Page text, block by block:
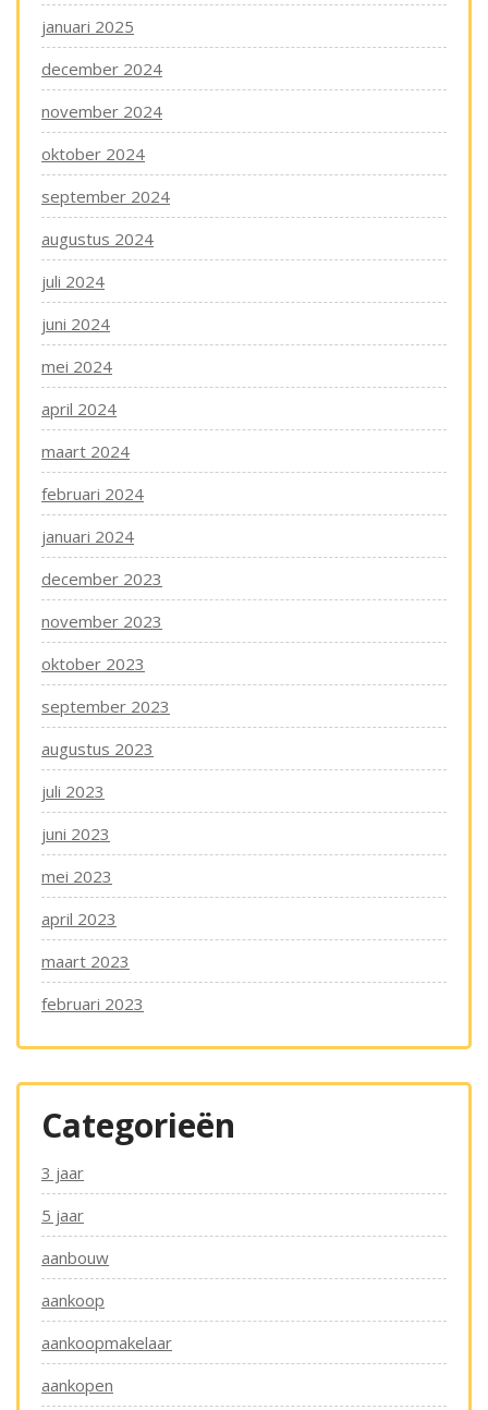
januari 2025
december 2024
november 2024
oktober 2024
september 2024
augustus 2024
juli 2024
juni 2024
mei 2024
april 2024
maart 2024
februari 2024
januari 2024
december 2023
november 2023
oktober 2023
september 2023
augustus 2023
juli 2023
juni 2023
mei 2023
april 2023
maart 2023
februari 2023
Categorieën
3 jaar
5 jaar
aanbouw
aankoop
aankoopmakelaar
aankopen